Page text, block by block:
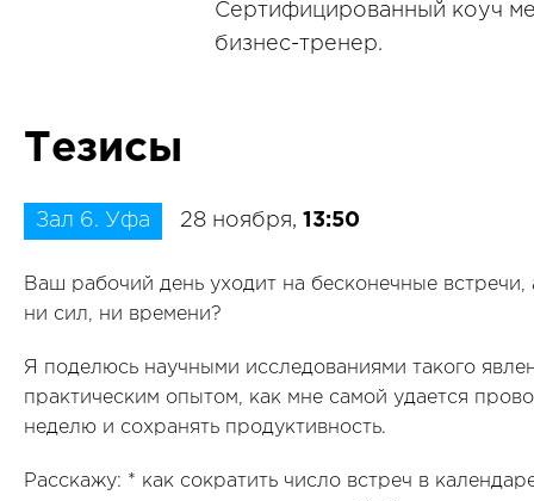
Сертифицированный коуч
бизнес-тренер.
Тезисы
Зал 6. Уфа 28 ноября, 13:50
Ваш рабочий день уходит на бесконечные
ни сил, ни времени?
Я поделюсь научными исследованиями такого
практическим опытом, как мне самой удается
неделю и сохранять продуктивность.
Расскажу: * как сократить число встреч в